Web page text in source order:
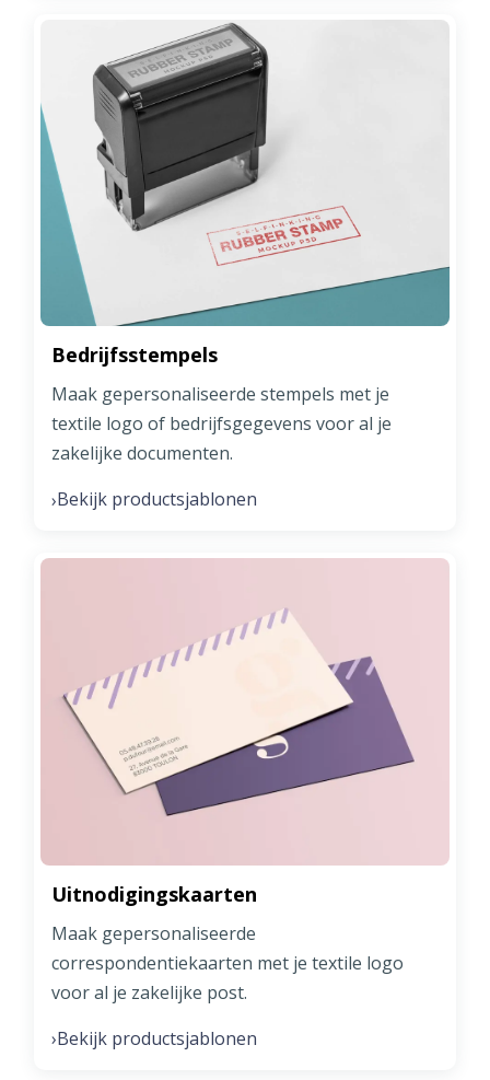
Bedrijfsstempels
Maak gepersonaliseerde stempels met je
textile logo of bedrijfsgegevens voor al je
zakelijke documenten.
›Bekijk productsjablonen
Uitnodigingskaarten
Maak gepersonaliseerde
correspondentiekaarten met je textile logo
voor al je zakelijke post.
›Bekijk productsjablonen